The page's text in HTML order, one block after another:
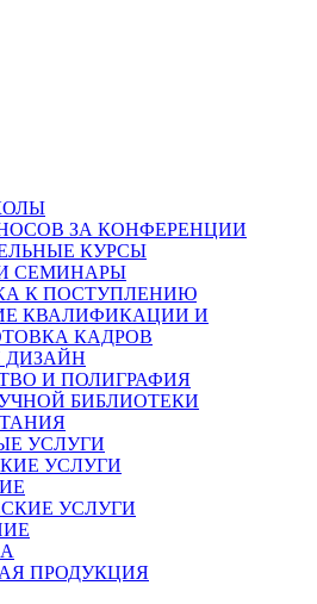
ЗА КОНФЕРЕНЦИИ
КУРСЫ
СЕМИНАРЫ
К ПОСТУПЛЕНИЮ
КВАЛИФИКАЦИИ И
КАДРОВ
ДИЗАЙН
И ПОЛИГРАФИЯ
БИБЛИОТЕКИ
УСЛУГИ
УСЛУГИ
УСЛУГИ
ПРОДУКЦИЯ